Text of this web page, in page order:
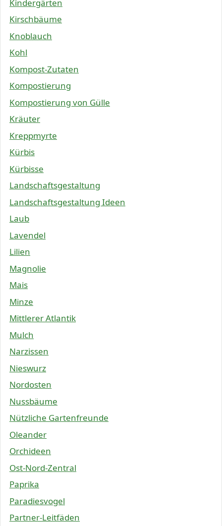
Kindergärten
Kirschbäume
Knoblauch
Kohl
Kompost-Zutaten
Kompostierung
Kompostierung von Gülle
Kräuter
Kreppmyrte
Kürbis
Kürbisse
Landschaftsgestaltung
Landschaftsgestaltung Ideen
Laub
Lavendel
Lilien
Magnolie
Mais
Minze
Mittlerer Atlantik
Mulch
Narzissen
Nieswurz
Nordosten
Nussbäume
Nützliche Gartenfreunde
Oleander
Orchideen
Ost-Nord-Zentral
Paprika
Paradiesvogel
Partner-Leitfäden